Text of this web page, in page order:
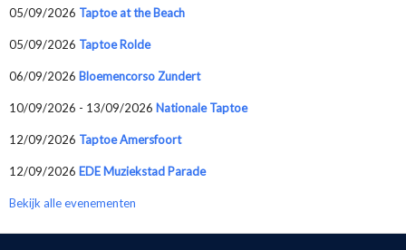
05/09/2026 Taptoe at the Beach
05/09/2026 Taptoe Rolde
06/09/2026 Bloemencorso Zundert
10/09/2026 - 13/09/2026 Nationale Taptoe
12/09/2026 Taptoe Amersfoort
12/09/2026 EDE Muziekstad Parade
Bekijk alle evenementen